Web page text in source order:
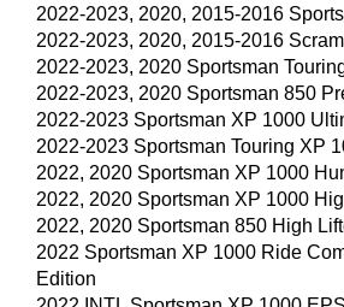
2022-2023, 2020, 2015-2016
2022-2023, 2020, 2015-2016
2022-2023, 2020 Sportsman
2022-2023, 2020 Sportsman 850
2022-2023 Sportsman XP 1000
2022-2023 Sportsman Touring XP
2022, 2020 Sportsman XP 1000
2022, 2020 Sportsman XP 1000
2022, 2020 Sportsman 850 High
2022 Sportsman XP 1000 Ride
Edition